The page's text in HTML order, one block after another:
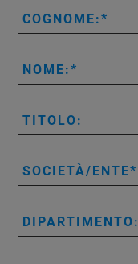
COGNOME:
NOME:
TITOLO:
SOCIETÀ/ENTE
DIPARTIMENTO: